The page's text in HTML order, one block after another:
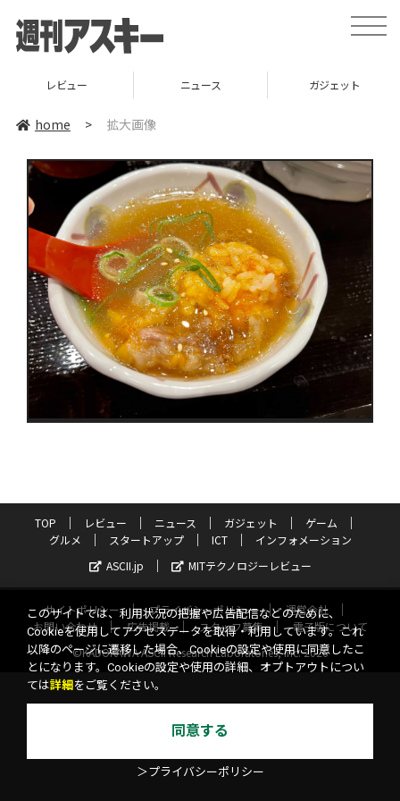
toggle
レビュー ニュース ガジェット
home > 拡大画像
TOP レビュー ニュース ガジェット
ゲーム
グルメ
スタートアップ ICT
インフォメーション
ASCII.jp
MITテクノロジーレビュー
サイトポリシー プライバシーポリシー
運営会社
お問い合わせ
広告掲載 スタッフ募集
電子版について
©KADOKAWA ASCII Research Laboratories, Inc. 2026
このサイトでは、利用状況の把握や広告配信などのために、
Cookieを使用してアクセスデータを取得・利用しています。これ
以降のページに遷移した場合、Cookieの設定や使用に同意したこ
とになります。Cookieの設定や使用の詳細、オプトアウトについ
ては詳細 をご覧ください。
同意する
＞プライバシーポリシー